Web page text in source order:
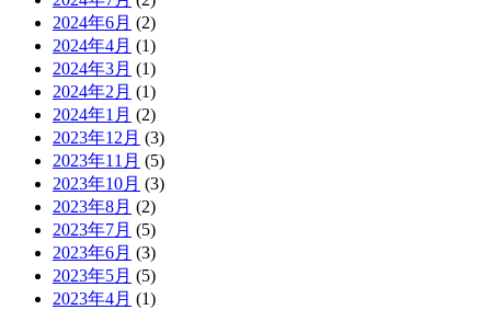
2024年6月 (2)
2024年4月 (1)
2024年3月 (1)
2024年2月 (1)
2024年1月 (2)
2023年12月 (3)
2023年11月 (5)
2023年10月 (3)
2023年8月 (2)
2023年7月 (5)
2023年6月 (3)
2023年5月 (5)
2023年4月 (1)